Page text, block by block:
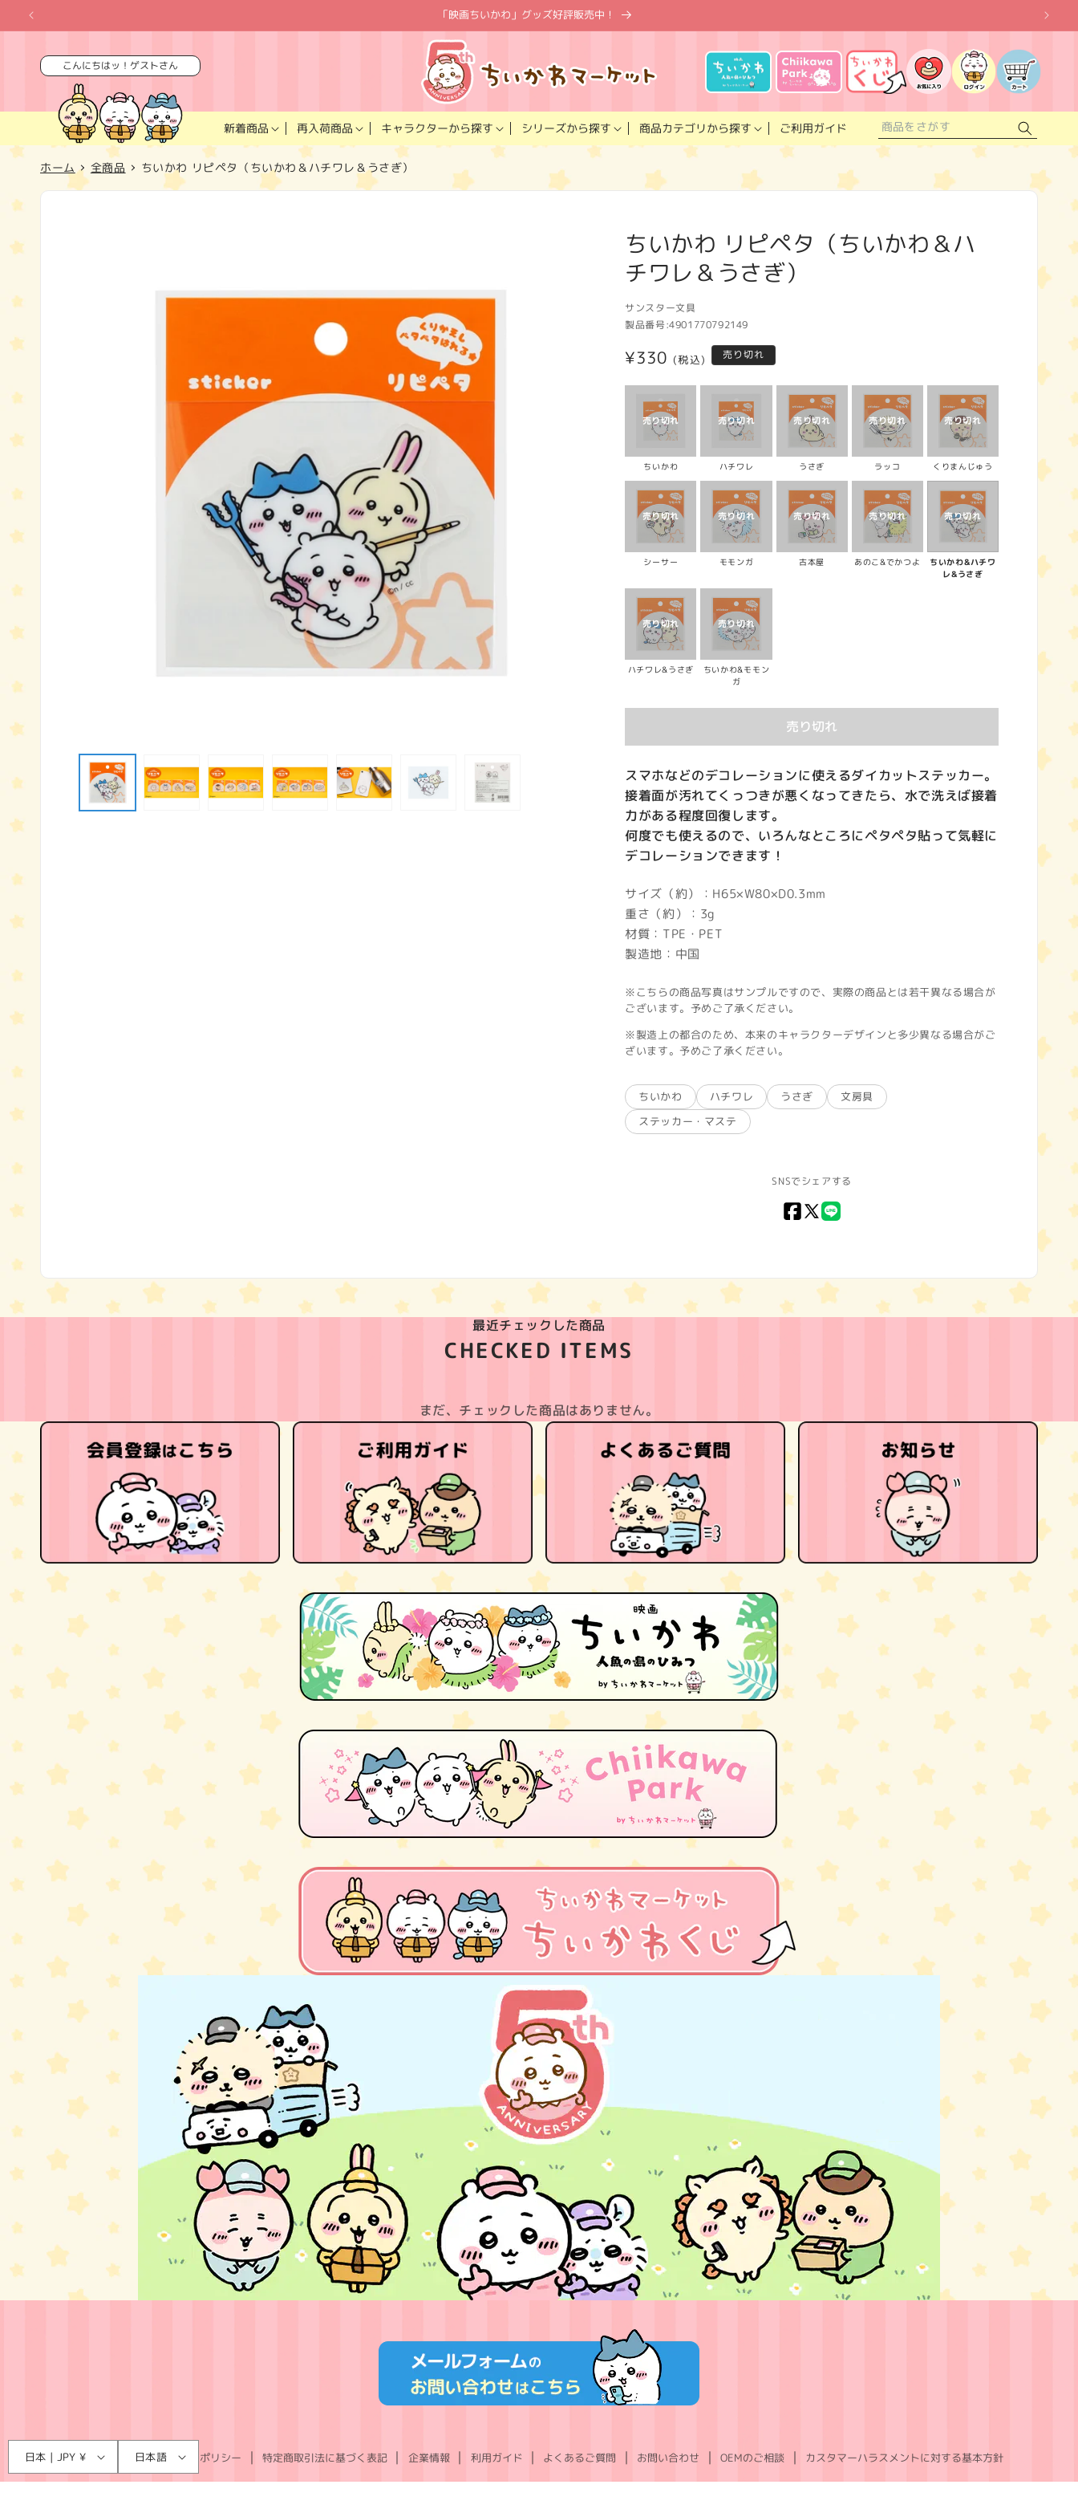
ンツに
進む
「映画ちいかわ」グッズ好評販売中！
こんにちはッ！ゲストさん
新着商品 再入荷商品 キャラクターから探す シリーズから探す 商品カテゴリから探す ご利用ガイド
入
り
ス
ト
グ
イ
カ
ー
ト
ホーム 全商品 ちいかわ リピペタ（ちいかわ＆ハチワレ＆うさぎ）
ー
ちいかわ リピペタ（ちいかわ＆ハ
チワレ＆うさぎ）
サンスター文具
製品番号:4901770792149
通
常
¥330 (税込) 売り切れ
ちいかわ ハチワレ うさぎ ラッコ くりまんじゅう
シーサー モモンガ 古本屋 あのこ&でかつよ
ちいかわ&ハチワ
レ&うさぎ
ハチワレ&うさぎ
ちいかわ&モモン
ガ
売り切れ
スマホなどのデコレーションに使えるダイカットステッカー。
接着面が汚れてくっつきが悪くなってきたら、水で洗えば接着
力がある程度回復します。
何度でも使えるので、いろんなところにペタペタ貼って気軽に
デコレーションできます！
サイズ（約）：H65×W80×D0.3mm
重さ（約）：3g
材質：TPE・PET
製造地：中国
※こちらの商品写真はサンプルですので、実際の商品とは若干異なる場合が
ございます。予めご了承ください。
※製造上の都合のため、本来のキャラクターデザインと多少異なる場合がご
ざいます。予めご了承ください。
ちいかわ ハチワレ うさぎ
文房具
ステッカー・マステ
SNSでシェアする
Facebook
X
LINE
最近チェックした商品
CHECKED ITEMS
まだ、チェックした商品はありません。
利用規約 プライバシーポリシー 特定商取引法に基づく表記 企業情報 利用ガイド よくあるご質問 お問い合わせ OEMのご相談 カスタマーハラスメントに対する基本方針
/
地
日本 | JPY ¥ 日本語